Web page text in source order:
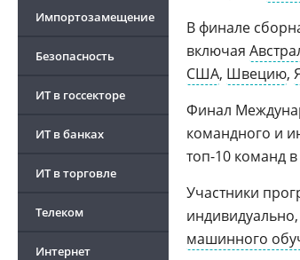
Импортозамещение
Безопасность
ИТ в госсекторе
ИТ в банках
ИТ в торговле
Телеком
Интернет
В финале
включая
США, Швецию,
Финал
командного и
топ-10 команд
Участники
машинного